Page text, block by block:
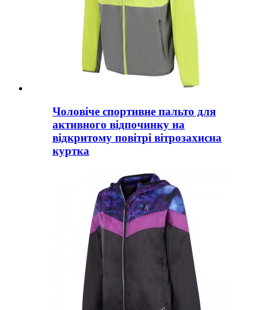
Чоловіче спортивне пальто для
активного відпочинку на
відкритому повітрі вітрозахисна
куртка